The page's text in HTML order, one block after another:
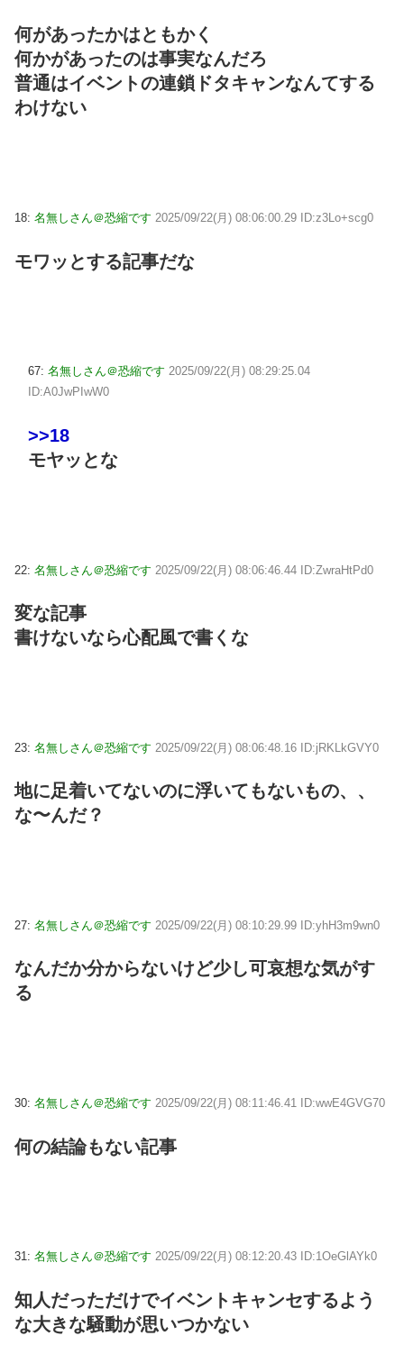
何があったかはともかく
何かがあったのは事実なんだろ
普通はイベントの連鎖ドタキャンなんてする
わけない
18: 名無しさん＠恐縮です 2025/09/22(月) 08:06:00.29 ID:z3Lo+scg0
モワッとする記事だな
67: 名無しさん＠恐縮です 2025/09/22(月) 08:29:25.04
ID:A0JwPIwW0
>>18
モヤッとな
22: 名無しさん＠恐縮です 2025/09/22(月) 08:06:46.44 ID:ZwraHtPd0
変な記事
書けないなら心配風で書くな
23: 名無しさん＠恐縮です 2025/09/22(月) 08:06:48.16 ID:jRKLkGVY0
地に足着いてないのに浮いてもないもの、、
な〜んだ？
27: 名無しさん＠恐縮です 2025/09/22(月) 08:10:29.99 ID:yhH3m9wn0
なんだか分からないけど少し可哀想な気がす
る
30: 名無しさん＠恐縮です 2025/09/22(月) 08:11:46.41 ID:wwE4GVG70
何の結論もない記事
31: 名無しさん＠恐縮です 2025/09/22(月) 08:12:20.43 ID:1OeGlAYk0
知人だっただけでイベントキャンセするよう
な大きな騒動が思いつかない